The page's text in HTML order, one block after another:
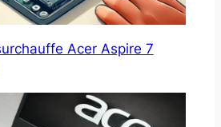
Acer Aspire 7